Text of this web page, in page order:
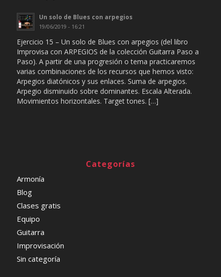
Un solo de Blues con arpegios
19/06/2019 - 16:21
Ejercicio 15 – Un solo de Blues con arpegios (del libro
Improvisa con ARPEGIOS de la colección Guitarra Paso a
Paso). A partir de una progresión o tema practicaremos
varias combinaciones de los recursos que hemos visto:
Arpegios diatónicos y sus enlaces. Suma de arpegios.
Arpegio disminuido sobre dominantes. Escala Alterada.
Movimientos horizontales. Target tones. […]
Categorías
Armonía
Blog
Clases gratis
Equipo
Guitarra
Improvisación
Sin categoría